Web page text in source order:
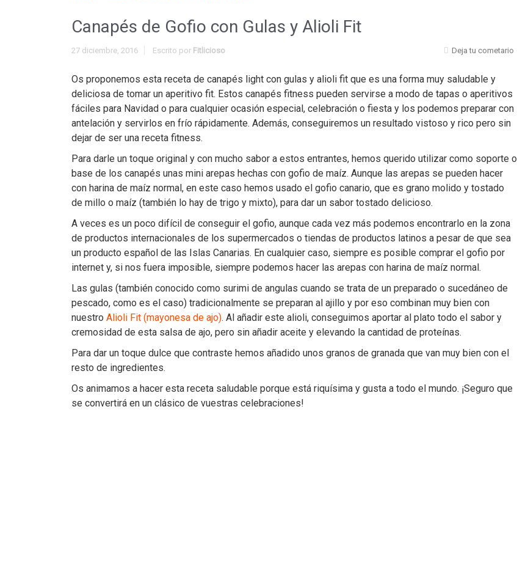
Canapés de Gofio con Gulas y Alioli Fit
27 diciembre, 2016 Deja tu cometario
Escrito por Fitlicioso
Os proponemos esta receta de canapés light con gulas y alioli fit que es una forma muy saludable y
deliciosa de tomar un aperitivo fit. Estos canapés fitness pueden servirse a modo de tapas o aperitivos
fáciles para Navidad o para cualquier ocasión especial, celebración o fiesta y los podemos preparar con
antelación y servirlos en frío rápidamente. Además, conseguiremos un resultado vistoso y rico pero sin
dejar de ser una receta fitness.
Para darle un toque original y con mucho sabor a estos entrantes, hemos querido utilizar como soporte o
base de los canapés unas mini arepas hechas con gofio de maíz. Aunque las arepas se pueden hacer
con harina de maíz normal, en este caso hemos usado el gofio canario, que es grano molido y tostado
de millo o maíz (también lo hay de trigo y mixto), para dar un sabor tostado delicioso.
A veces es un poco difícil de conseguir el gofio, aunque cada vez más podemos encontrarlo en la zona
de productos internacionales de los supermercados o tiendas de productos latinos a pesar de que sea
un producto español de las Islas Canarias. En cualquier caso, siempre es posible comprar el gofio por
internet y, si nos fuera imposible, siempre podemos hacer las arepas con harina de maíz normal.
Las gulas (también conocido como surimi de angulas cuando se trata de un preparado o sucedáneo de
pescado, como es el caso) tradicionalmente se preparan al ajillo y por eso combinan muy bien con
nuestro Alioli Fit (mayonesa de ajo). Al añadir este alioli, conseguimos aportar al plato todo el sabor y
cremosidad de esta salsa de ajo, pero sin añadir aceite y elevando la cantidad de proteínas.
Para dar un toque dulce que contraste hemos añadido unos granos de granada que van muy bien con el
resto de ingredientes.
Os animamos a hacer esta receta saludable porque está riquísima y gusta a todo el mundo. ¡Seguro que
se convertirá en un clásico de vuestras celebraciones!